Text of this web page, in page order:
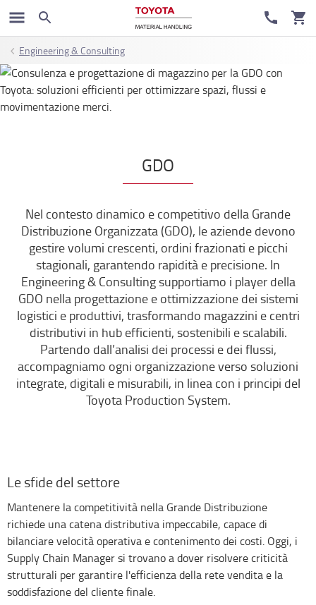
Engineering & Consulting
GDO
Nel contesto dinamico e competitivo della Grande
Distribuzione Organizzata (GDO), le aziende devono
gestire volumi crescenti, ordini frazionati e picchi
stagionali, garantendo rapidità e precisione. In
Engineering & Consulting supportiamo i player della
GDO nella progettazione e ottimizzazione dei sistemi
logistici e produttivi, trasformando magazzini e centri
distributivi in hub efficienti, sostenibili e scalabili.
Partendo dall’analisi dei processi e dei flussi,
accompagniamo ogni organizzazione verso soluzioni
integrate, digitali e misurabili, in linea con i principi del
Toyota Production System.
Le sfide del settore
Mantenere la competitività nella Grande Distribuzione
richiede una catena distributiva impeccabile, capace di
bilanciare velocità operativa e contenimento dei costi. Oggi, i
Supply Chain Manager si trovano a dover risolvere criticità
strutturali per garantire l'efficienza della rete vendita e la
soddisfazione del cliente finale.